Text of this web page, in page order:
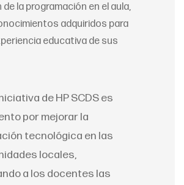
la programación en el aula,
adquiridos para
educativa de sus
de HP SCDS es
por mejorar la
tecnológica en las
locales,
a los docentes las